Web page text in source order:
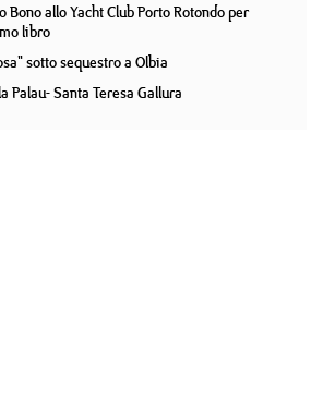
allo Yacht Club Porto Rotondo per
libro
sotto sequestro a Olbia
Palau- Santa Teresa Gallura